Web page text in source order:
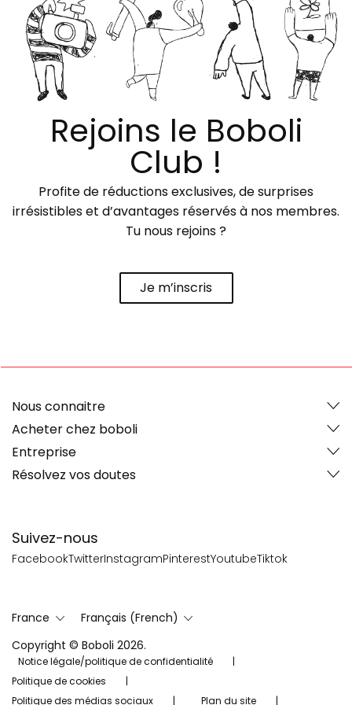
Rejoins le Boboli
Club !
Profite de réductions exclusives, de surprises
irrésistibles et d’avantages réservés à nos membres.
Tu nous rejoins ?
Je m’inscris
Suivez-nous
FacebookTwitterInstagramPinterestYoutubeTiktok
Nous connaitre
Acheter chez boboli
Entreprise
Résolvez vos doutes
France
Français (French)
Copyright © Boboli 2026.
Notice légale/politique de confidentialité
Politique de cookies
Politique des médias sociaux
Plan du site